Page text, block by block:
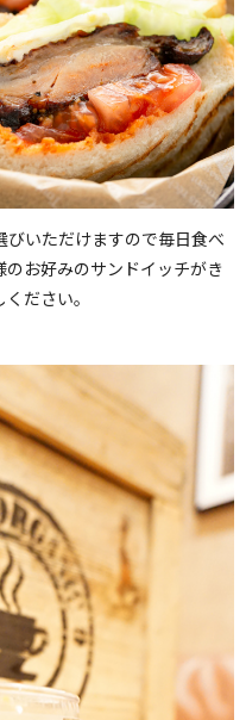
いただけますので毎日食べ
お好みのサンドイッチがき
ださい。